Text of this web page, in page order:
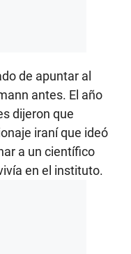
de apuntar al
antes. El año
dijeron que
iraní que ideó
a un científico
en el instituto.